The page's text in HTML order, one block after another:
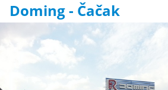
Doming - Čačak